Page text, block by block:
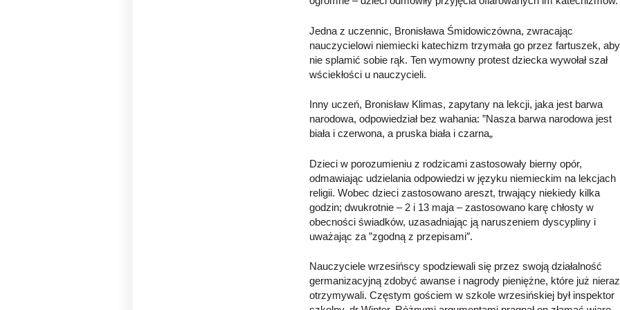
Jedna z uczennic, Bronisława Śmidowiczówna, zwracając
nauczycielowi niemiecki katechizm trzymała go przez fartuszek, aby
nie splamić sobie rąk. Ten wymowny protest dziecka wywołał szał
wściekłości u nauczycieli.
Inny uczeń, Bronisław Klimas, zapytany na lekcji, jaka jest barwa
narodowa, odpowiedział bez wahania: ”Nasza barwa narodowa jest
biała i czerwona, a pruska biała i czarna„
Dzieci w porozumieniu z rodzicami zastosowały bierny opór,
odmawiając udzielania odpowiedzi w języku niemieckim na lekcjach
religii. Wobec dzieci zastosowano areszt, trwający niekiedy kilka
godzin; dwukrotnie – 2 i 13 maja – zastosowano karę chłosty w
obecności świadków, uzasadniając ją naruszeniem dyscypliny i
uważając za ”zgodną z przepisami″.
Nauczyciele wrzesińscy spodziewali się przez swoją działalność
germanizacyjną zdobyć awanse i nagrody pieniężne, które już nieraz
otrzymywali. Częstym gościem w szkole wrzesińskiej był inspektor